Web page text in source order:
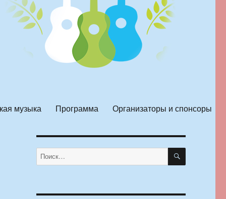
музыка Программа Организаторы и спонсоры
Искать: ПОИСК